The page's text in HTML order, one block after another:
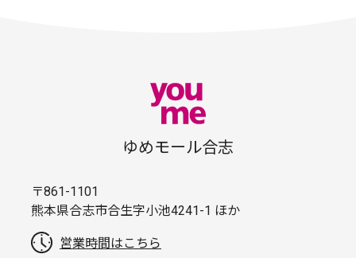
ゆめモール合志
〒861-1101
熊本県合志市合生字小池4241-1 ほか
営業時間はこちら